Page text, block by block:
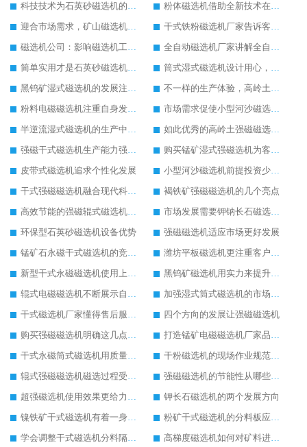
科技技术为石英砂磁选机的发展提供技术支持
粉体磁选机借助全新技术在市场中稳定发展
迎合市场需求，矿山磁选机才有更大发展空间
干式铁粉磁选机厂家告诉客户干式铁粉磁选机应该这样保养
磁选机公司：影响磁选机工作效率的因素
全自动磁选机厂家讲解全自动磁选机的工作
简单实用才是石英砂磁选机发展的核心
筒式湿式磁选机设计用心，果断买入
黑钨矿湿式磁选机的发展注重自身服务
不一样的生产体验，高岭土磁选机
粉料电磁磁选机注重自身发展追求好品质
市场需求促使小型河沙磁选机更好发展
半逆流湿式磁选机的生产中重点抓创新
如此优秀的高岭土强磁磁选机您确定不购买吗
强磁干式磁选机生产能力强留住更多客户
购买锰矿湿式强磁选机为客户带来效益
皮带式磁选机追求个性化发展
小型河沙磁选机前提投资少收益快
干式强磁磁选机融合现代科技生产技术
褐铁矿强磁磁选机的几个亮点
高效节能的强磁辊式磁选机生产更环保
市场发展需要钾钠长石磁选机的配合
环保型石英砂磁选机设备优势
强磁磁选机适应市场更好发展
锰矿石永磁干式磁选机的竞争在实力的对决上
潍坊平板磁选机更注重客户体验
新型干式永磁磁选机使用上的优势
黑钨矿磁选机用实力来提升自己能力
辊式电磁磁选机不断展示自己的生产特色
加强湿式筒式磁选机的市场发展能力
干式磁选机厂家懂得售后服务的重要性
四个方向的发展让强磁磁选机
购买强磁磁选机明确这几点才好出手
打造锰矿电磁磁选机厂家品牌影响力
干式永磁筒式磁选机用质量推动市场发展
干粉磁选机的现场作业规范应明确
辊式强磁磁选机磁选过程受哪三点关键因素的影响
强磁磁选机的节能性从哪些方面实现
超强磁选机使用效果更给力操作更简单
钾长石磁选机的两个发展方向
镍铁矿干式磁选机有着一身过硬的本事
粉矿干式磁选机的分料板应该这样安装
学会调整干式磁选机分料隔板对保证干选效果意义重大
高梯度磁选机如何对矿料进行有效的分选